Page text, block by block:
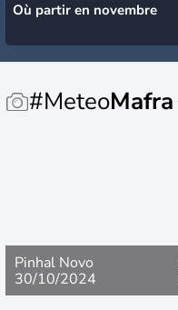
Où partir en novembre
#MeteoMafra
Pinhal Novo
30/10/2024